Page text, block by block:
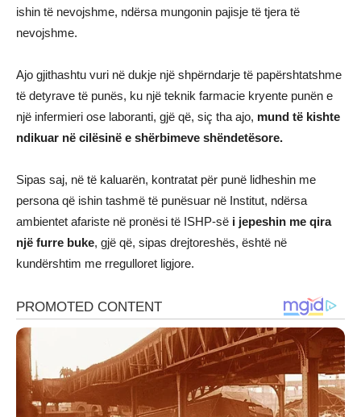
ishin të nevojshme, ndërsa mungonin pajisje të tjera të
nevojshme.
Ajo gjithashtu vuri në dukje një shpërndarje të papërshtatshme
të detyrave të punës, ku një teknik farmacie kryente punën e
një infermieri ose laboranti, gjë që, siç tha ajo, mund të kishte
ndikuar në cilësinë e shërbimeve shëndetësore.
Sipas saj, në të kaluarën, kontratat për punë lidheshin me
persona që ishin tashmë të punësuar në Institut, ndërsa
ambientet afariste në pronësi të ISHP-së i jepeshin me qira
një furre buke, gjë që, sipas drejtoreshës, është në
kundërshtim me rregulloret ligjore.